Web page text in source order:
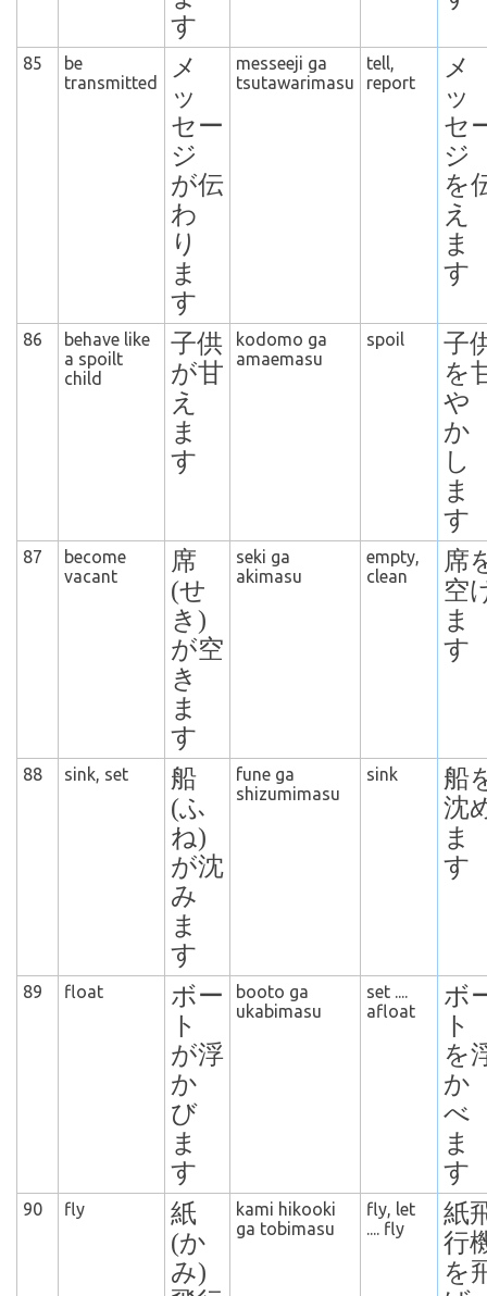
す
85
be
transmitted
メ
ッ
セー
ジ
が伝
わ
り
ま
す
messeeji ga
tsutawarimasu
tell,
report
メ
ッ
セ
ジ
を
え
ま
す
86
behave like
a spoilt
child
子供
が甘
え
ま
す
kodomo ga
amaemasu
spoil
子
を
や
か
し
ま
す
87
become
vacant
席
(せ
き)
が空
き
ま
す
seki ga
akimasu
empty,
clean
席
空
ま
す
88 sink, set
船
(ふ
ね)
が沈
み
ま
す
fune ga
shizumimasu
sink
船
沈
ま
す
89 float
ボー
ト
が浮
か
び
ま
す
booto ga
ukabimasu
set ....
afloat
ボ
ト
を
か
べ
ま
す
90 fly
紙
(か
み)
kami hikooki
ga tobimasu
fly, let
.... fly
紙
行
を